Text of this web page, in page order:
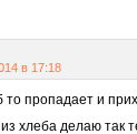
в 17:18
то пропадает и
из хлеба делаю так